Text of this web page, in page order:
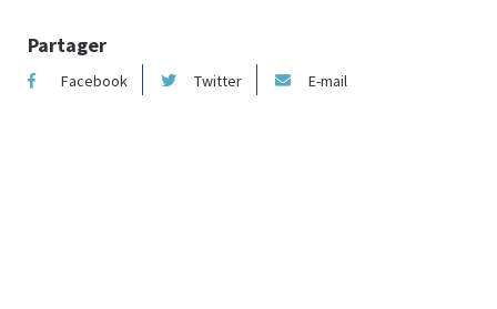
Partager
Facebook Twitter E-mail